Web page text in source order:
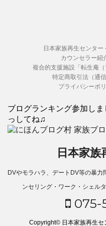
日本家族再生センター
カウンセラー紹
複合的支援施設「転生庵（
特定商取引法（通
プライバシーポ
ブログランキング参加し
っしてね♫
日本家
DVやモラハラ、デートDV等の暴
ンセリング・ワーク・シェル
075-
Copyright© 日本家族再生セ